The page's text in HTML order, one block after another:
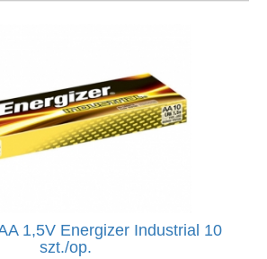
1,5V Energizer Industrial 10
szt./op.